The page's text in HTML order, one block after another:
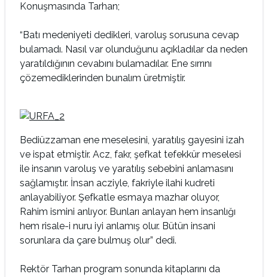
Konuşmasında Tarhan;
“Batı medeniyeti dedikleri, varoluş sorusuna cevap
bulamadı. Nasıl var olunduğunu açıkladılar da neden
yaratıldığının cevabını bulamadılar. Ene sırrını
çözemediklerinden bunalım üretmiştir.
Bediüzzaman ene meselesini, yaratılış gayesini izah
ve ispat etmiştir. Acz, fakr, şefkat tefekkür meselesi
ile insanın varoluş ve yaratılış sebebini anlamasını
sağlamıştır. İnsan acziyle, fakriyle ilahi kudreti
anlayabiliyor. Şefkatle esmaya mazhar oluyor,
Rahim ismini anlıyor. Bunları anlayan hem insanlığı
hem risale-i nuru iyi anlamış olur. Bütün insani
sorunlara da çare bulmuş olur” dedi.
Rektör Tarhan program sonunda kitaplarını da